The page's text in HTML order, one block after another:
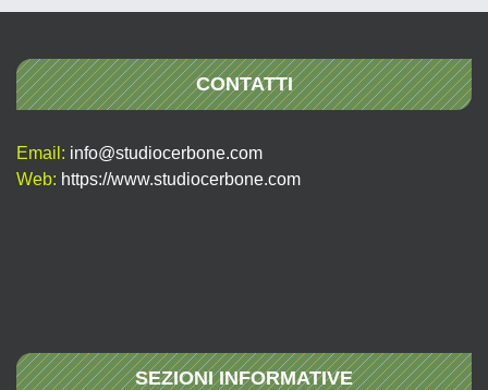
CONTATTI
Email: info@studiocerbone.com
Web: https://www.studiocerbone.com
SEZIONI INFORMATIVE